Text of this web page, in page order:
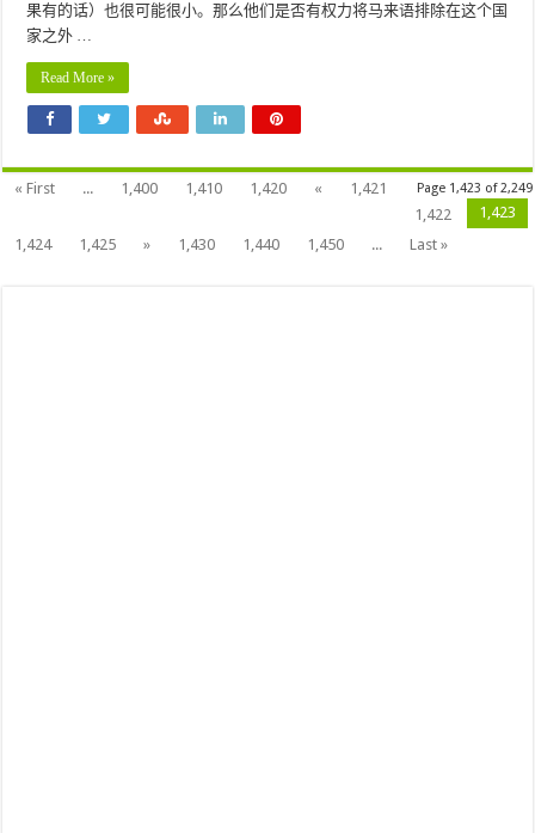
果有的话）也很可能很小。那么他们是否有权力将马来语排除在这个国
家之外 …
Read More »
Page 1,423 of 2,249
« First ... 1,400 1,410 1,420 «
1,421
1,422
1,423
1,424
1,425 » 1,430 1,440 1,450 ... Last »